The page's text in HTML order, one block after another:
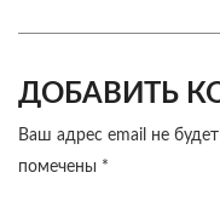
ДОБАВИТЬ
Ваш адрес email не
помечены *